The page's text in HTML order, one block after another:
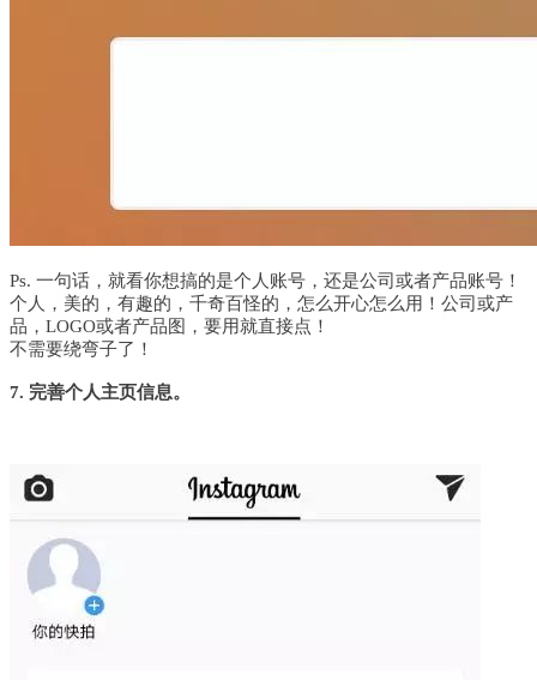
Ps. 一句话，就看你想搞的是个人账号，还是公司或者产品账号！
个人，美的，有趣的，千奇百怪的，怎么开心怎么用！ 公司或产
品，LOGO或者产品图，要用就直接点！
不需要绕弯子了！
7. 完善个人主页信息。